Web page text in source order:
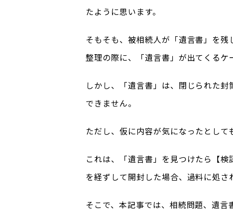
たように思います。
そもそも、被相続人が「遺言書」を
整理の際に、「遺言書」が出てくるケ
しかし、「遺言書」は、閉じられた
できません。
ただし、仮に内容が気になったとして
これは、「遺言書」を見つけたら【
を経ずして開封した場合、過料に処さ
そこで、本記事では、相続問題、遺